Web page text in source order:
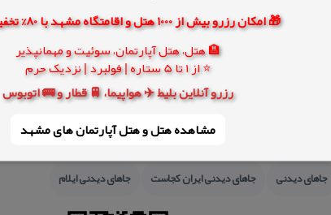
🎁 امکان رزرو بیش از 1000 هتل و اقامتگاه مشهد با 80% تخفیف واقعی
🏨 هتل، هتل آپارتمان، سوئیت و مهمانپذیر
⭐ از 1 تا 5 ستاره | فولبرد | نزدیک حرم
رزرو آنلاین بلیط ✈️ هواپیما، 🚆 قطار و 🚌 اتوبوس
مشاهده هتل و هتل‌ آپارتمان های مشهد
جاذبه های طبیعی ایران جاذبه های طبیعی ایلام
جاهای دیدنی جاهای دیدنی ایران كجاست جاهای دیدنی ایلام